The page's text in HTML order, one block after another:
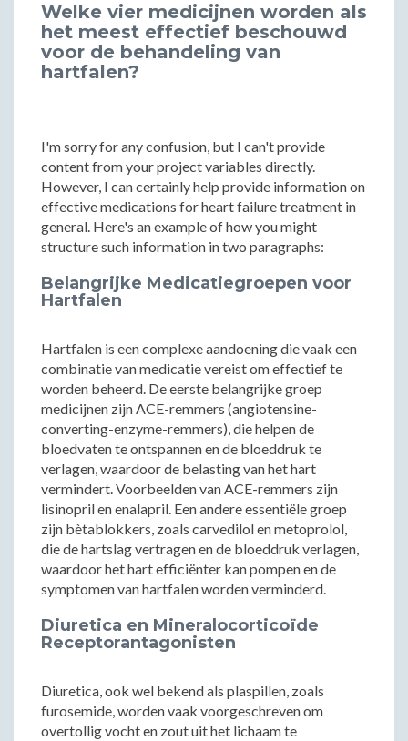
Welke vier medicijnen worden als
het meest effectief beschouwd
voor de behandeling van
hartfalen?
I'm sorry for any confusion, but I can't provide
content from your project variables directly.
However, I can certainly help provide information on
effective medications for heart failure treatment in
general. Here's an example of how you might
structure such information in two paragraphs:
Belangrijke Medicatiegroepen voor
Hartfalen
Hartfalen is een complexe aandoening die vaak een
combinatie van medicatie vereist om effectief te
worden beheerd. De eerste belangrijke groep
medicijnen zijn ACE-remmers (angiotensine-
converting-enzyme-remmers), die helpen de
bloedvaten te ontspannen en de bloeddruk te
verlagen, waardoor de belasting van het hart
vermindert. Voorbeelden van ACE-remmers zijn
lisinopril en enalapril. Een andere essentiële groep
zijn bètablokkers, zoals carvedilol en metoprolol,
die de hartslag vertragen en de bloeddruk verlagen,
waardoor het hart efficiënter kan pompen en de
symptomen van hartfalen worden verminderd.
Diuretica en Mineralocorticoïde
Receptorantagonisten
Diuretica, ook wel bekend als plaspillen, zoals
furosemide, worden vaak voorgeschreven om
overtollig vocht en zout uit het lichaam te